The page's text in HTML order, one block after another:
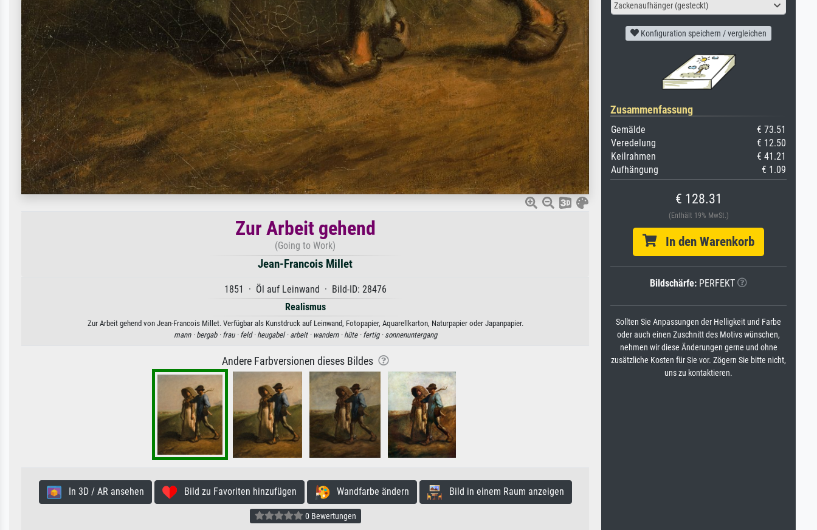
Zur Arbeit gehend
(Going to Work)
Jean-Francois Millet
1851 · Öl auf Leinwand · Bild-ID: 28476
Realismus
Zur Arbeit gehend von Jean-Francois Millet. Verfügbar als Kunstdruck auf Leinwand, Fotopapier, Aquarellkarton, Naturpapier oder Japanpapier.
mann · bergab · frau · feld · heugabel · arbeit · wandern · hüte · fertig · sonnenuntergang
Andere Farbversionen dieses Bildes
In 3D / AR ansehen Bild zu Favoriten hinzufügen Wandfarbe ändern Bild in einem Raum anzeigen
0 Bewertungen
Zackenaufhänger (gesteckt)
Konfiguration speichern / vergleichen
Zusammenfassung
Gemälde
€ 73.51
Veredelung
€ 12.50
Keilrahmen
€ 41.21
Aufhängung
€ 1.09
€ 128.31
(Enthält 19% MwSt.)
In den Warenkorb
Bildschärfe: PERFEKT
Sollten Sie Anpassungen der Helligkeit und Farbe
oder auch einen Zuschnitt des Motivs wünschen,
nehmen wir diese Änderungen gerne und ohne
zusätzliche Kosten für Sie vor. Zögern Sie bitte nicht,
uns zu kontaktieren.